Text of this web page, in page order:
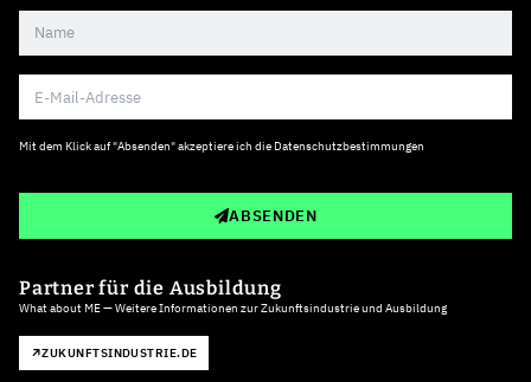
Mit dem Klick auf "Absenden" akzeptiere ich die Datenschutzbestimmungen
ABSENDEN
Partner für die Ausbildung
What about ME — Weitere Informationen zur Zukunftsindustrie und Ausbildung
ZUKUNFTSINDUSTRIE.DE